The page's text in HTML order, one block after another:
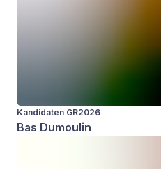
Kandidaten GR2026
Bas Dumoulin